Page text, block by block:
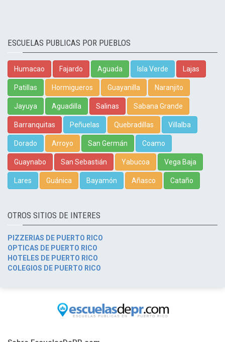
ESCUELAS PUBLICAS POR PUEBLOS
Humacao Fajardo Aguada Isla Verde Lajas
Patillas Hormigueros Guayanilla Naranjito
Jayuya Aguadilla Salinas Sabana Grande
Barranquitas Peñuelas Quebradillas Villalba
Dorado Arroyo San Germán Coamo
Guaynabo San Sebastián Yabucoa Vega Baja
Lares Guánica Bayamón Añasco Cataño
OTROS SITIOS DE INTERES
PIZZERIAS DE PUERTO RICO
OPTICAS DE PUERTO RICO
HOTELES DE PUERTO RICO
COLEGIOS DE PUERTO RICO